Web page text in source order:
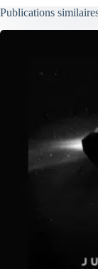
Publications